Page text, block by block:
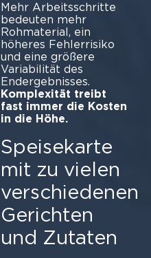
Mehr Arbeitsschritte
bedeuten mehr
Rohmaterial, ein
höheres Fehlerrisiko
und eine größere
Variabilität des
Endergebnisses.
Komplexität treibt
fast immer die Kosten
in die Höhe.
Speisekarte
mit zu vielen
verschiedenen
Gerichten
und Zutaten